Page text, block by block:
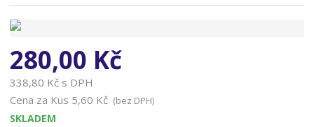
280,00 Kč
338,80 Kč s DPH
Cena za Kus 5,60 Kč (bez DPH)
SKLADEM